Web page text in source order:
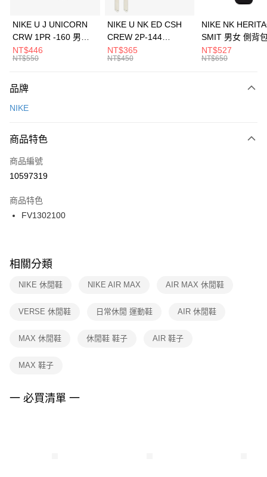
元大商業銀行
台灣樂天信用卡公司
全盈+PAY
AFTEE先享後付
【關於「AFTEE先享後付」】
便利好安心！
３．安心：先確認商品／服務後，再付款。
【「AFTEE先享後付」結帳流程】
１．於結帳方式選擇「AFTEE先享後付」後，將跳轉至「AFTEE先享後付」
２．訂單成立數日內，您將收到繳費通知簡訊。
３．收到繳費通知簡訊後14天內，點擊此簡訊中的連結，可透過四大超商／
ATM／網路銀行／等多元方式進行付款，方視為交易完成。
※ 交易是否成功請以「AFTEE先享後付 」之結帳頁面顯示為準，若有關於
是否繳費成功／繳費後需取消欲退款等相關疑問，請聯繫「AFTEE先享後付
客戶支援中心」
https://netprotections.freshdesk.com/support/home
１．透過由恩沛科技股份有限公司提供之「AFTEE先享後付」服務完成之交
權轉讓予恩沛科技股份有限公司。
３．未成年的使用者請事先徵得法定代理人或監護人之同意方可使用
４．使用「AFTEE先享後付」時，將依據個別帳號之用戶狀況，依本公司即
運送方式
每筆NT$100，滿NT$1,500(含以上)免運費
宅配
每筆NT$100，滿NT$1,500(含以上)免運費
付款後門市自取
每筆NT$100，滿NT$1,500(含以上)免運費
NIKE U J UNICORN
CRW 1PR -160 男女
中統襪 FZ3393100
NT$446
NT$550
NIKE U NK ED CSH
CREW 2P-144
EMBRDY 男女 短統襪
FZ3073133
NT$365
NT$450
NIKE NK
SMIT 男女 側背
BA5871010
NT$527
NT$650
品牌
NIKE
商品特色
商品編號
10597319
商品特色
FV1302100
相關分類
NIKE 休閒鞋 NIKE AIR MAX AIR MAX 休閒鞋
VERSE 休閒鞋 日常休閒 運動鞋 AIR 休閒鞋
MAX 休閒鞋 休閒鞋 鞋子 AIR 鞋子
MAX 鞋子
一 必買清單 一